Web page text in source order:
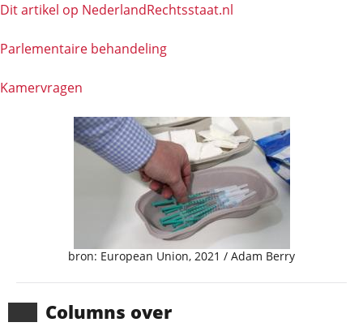
Dit artikel op NederlandRechts­staat.nl
Parlementaire behandeling
Kamervragen
bron: European Union, 2021 / Adam Berry
Columns over